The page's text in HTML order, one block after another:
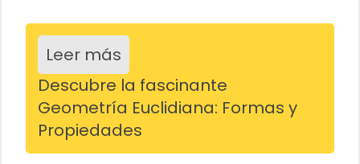
Leer más
Descubre la fascinante
Geometría Euclidiana: Formas y
Propiedades